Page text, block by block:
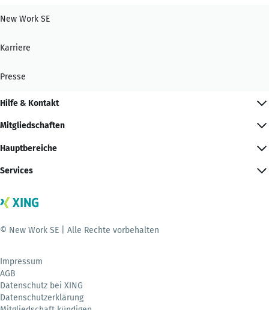
New Work SE
Karriere
Presse
Hilfe & Kontakt
Mitgliedschaften
Hauptbereiche
Services
© New Work SE | Alle Rechte vorbehalten
Impressum
AGB
Datenschutz bei XING
Datenschutzerklärung